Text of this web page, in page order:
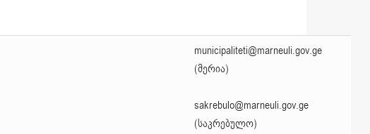
municipaliteti@marneuli.gov.ge
(მერია)
sakrebulo@marneuli.gov.ge
(საკრებულო)